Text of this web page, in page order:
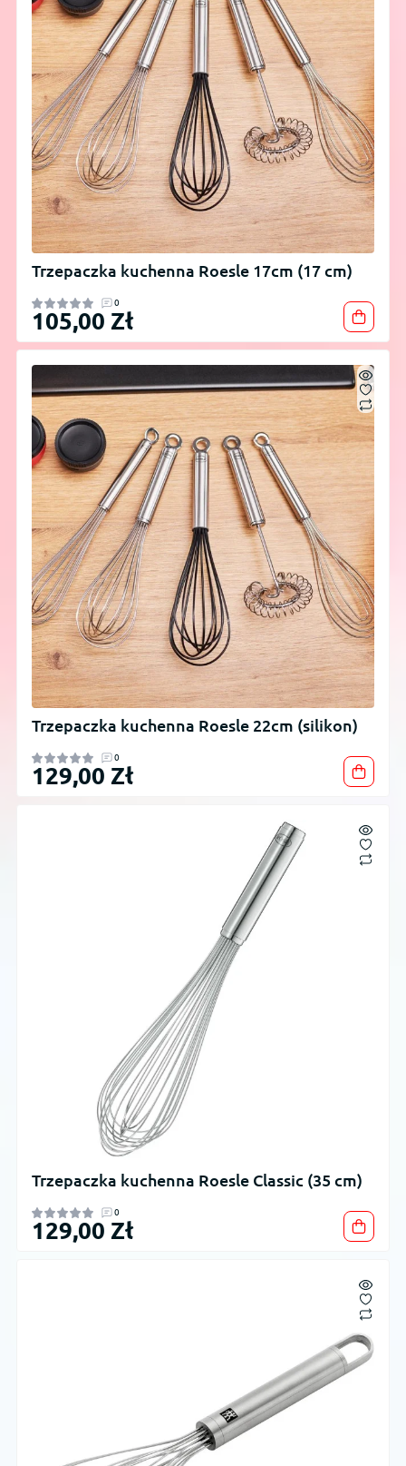
Trzepaczka kuchenna Roesle 17cm (17 cm)
0
105,00 Zł
Trzepaczka kuchenna Roesle 22cm (silikon)
0
129,00 Zł
Trzepaczka kuchenna Roesle Classic (35 cm)
0
129,00 Zł